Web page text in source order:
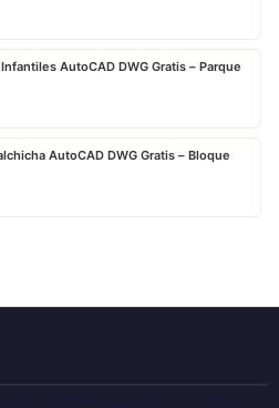
AutoCAD DWG Gratis – Parque
AutoCAD DWG Gratis – Bloque